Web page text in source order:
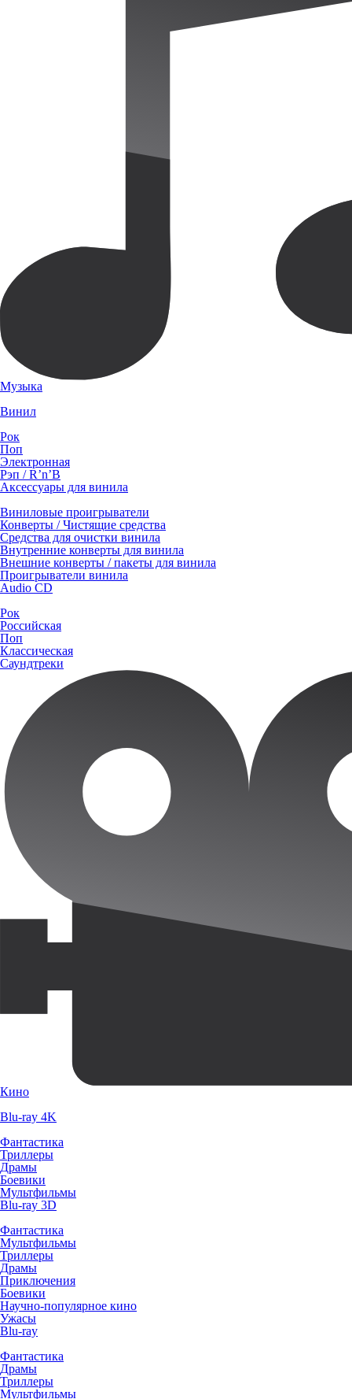
Музыка
Винил
Рок
Поп
Электронная
Рэп / R’n’B
Аксессуары для винила
Виниловые проигрыватели
Конверты / Чистящие средства
Средства для очистки винила
Внутренние конверты для винила
Внешние конверты / пакеты для винила
Проигрыватели винила
Audio CD
Рок
Российская
Поп
Классическая
Саундтреки
Кино
Blu-ray 4K
Фантастика
Триллеры
Драмы
Боевики
Мультфильмы
Blu-ray 3D
Фантастика
Мультфильмы
Триллеры
Драмы
Приключения
Боевики
Научно-популярное кино
Ужасы
Blu-ray
Фантастика
Драмы
Триллеры
Мультфильмы